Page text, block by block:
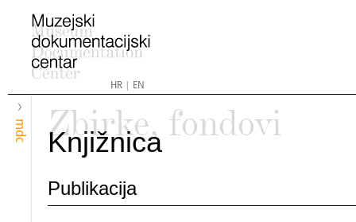
HR| EN
mdc
Zbirke, fondovi
Knjižnica
Publikacija